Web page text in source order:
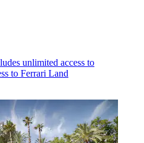
unlimited access to
to Ferrari Land